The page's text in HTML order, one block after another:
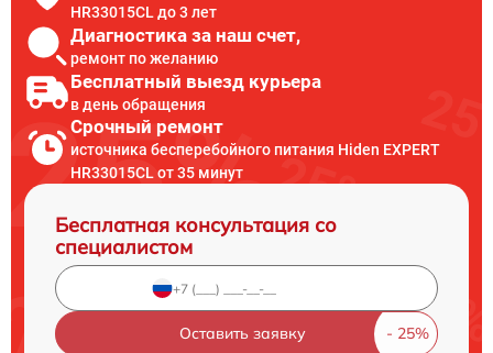
HR33015CL до 3 лет
Диагностика за наш счет,
ремонт по желанию
Бесплатный выезд курьера
в день обращения
Срочный ремонт
источника бесперебойного питания Hiden EXPERT
HR33015CL от 35 минут
Бесплатная консультация со
специалистом
Оставить заявку